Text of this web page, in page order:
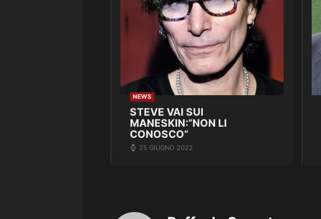
NEWS
STEVE VAI SUI
MANESKIN:”NON LI
CONOSCO”
25 GIUGNO 2022